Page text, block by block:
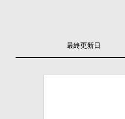
最終更新日